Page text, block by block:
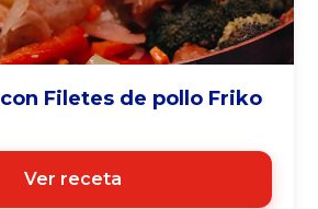
Chop Suey con Filetes de pollo Friko
Ver receta